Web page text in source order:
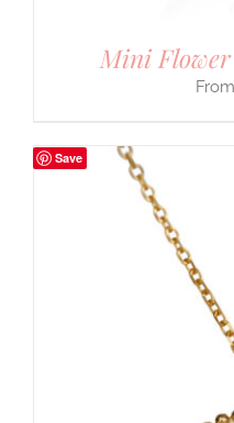
Mini
Save